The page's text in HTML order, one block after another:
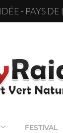
- PAYS DE
FESTIVAL